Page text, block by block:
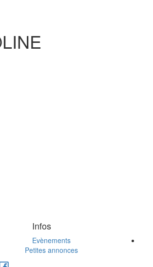
Infos
Evènements
Petites annonces